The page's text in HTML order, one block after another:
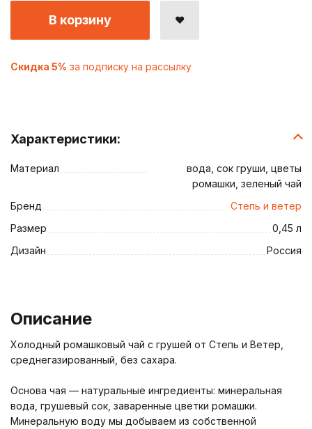
Характеристики:
Материал
вода, сок груши, цветы
ромашки, зеленый чай
Бренд
Степь и ветер
Размер
0,45 л
Дизайн
Россия
В корзину
Скидка 5% за подписку на рассылку
Описание
Холодный ромашковый чай с грушей от Степь и Ветер,
среднегазированный, без сахара.
Основа чая — натуральные ингредиенты: минеральная
вода, грушевый сок, заваренные цветки ромашки.
Минеральную воду мы добываем из собственной